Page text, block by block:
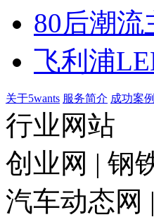
80后潮
飞利浦
关于5wants 服务简介 成功案例
行业网站
创业网 | 钢
汽车动态网